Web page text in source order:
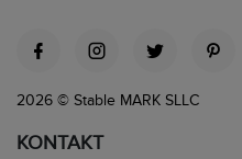
2026 © Stable MARK SLLC
KONTAKT